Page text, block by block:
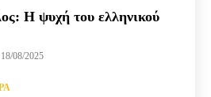
Η ψυχή του ελληνικού
18/08/2025